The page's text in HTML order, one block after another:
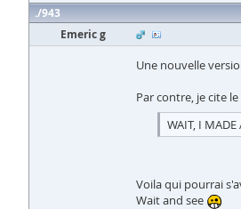
943
Emeric g
Une nouvelle
Par contre, je cite
WAIT, I MADE
Voila qui pourrai
Wait and see